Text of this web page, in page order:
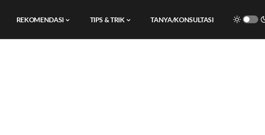
REKOMENDASI TIPS & TRIK TANYA/KONSULTASI